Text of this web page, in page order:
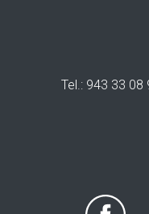
Tel.: 943 33 08